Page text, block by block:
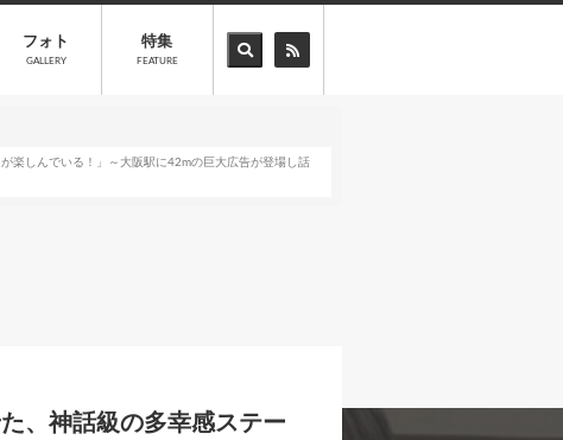
フォト
GALLERY
特集
FEATURE
楽しんでいる！」～大阪駅に42mの巨大広告が登場し話
、神話級の多幸感ステー